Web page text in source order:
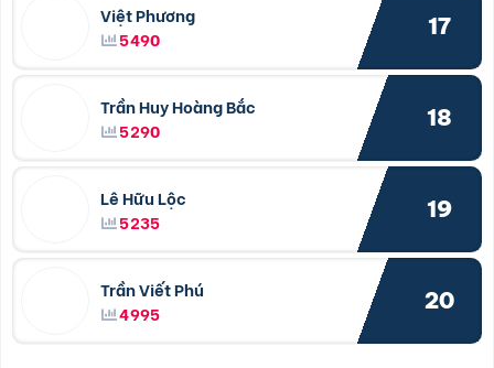
Việt Phương
5490
17
Trần Huy Hoàng Bắc
5290
18
Lê Hữu Lộc
5235
19
Trần Viết Phú
4995
20